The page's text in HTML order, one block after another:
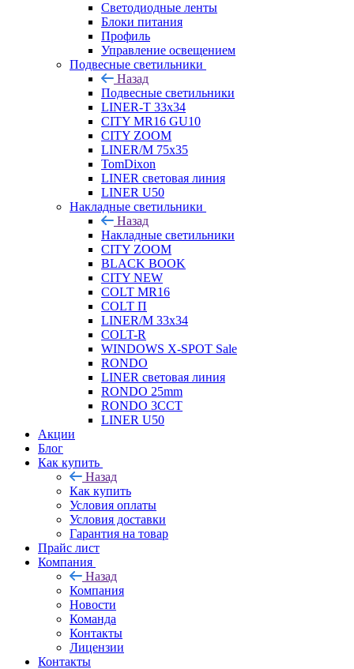
Светодиодные ленты
Блоки питания
Профиль
Управление освещением
Подвесные светильники
Назад
Подвесные светильники
LINER-T 33x34
CITY MR16 GU10
CITY ZOOM
LINER/M 75х35
TomDixon
LINER световая линия
LINER U50
Накладные светильники
Назад
Накладные светильники
CITY ZOOM
BLACK BOOK
CITY NEW
COLT MR16
COLT П
LINER/М 33х34
COLT-R
WINDOWS X-SPOT Sale
RONDO
LINER световая линия
RONDO 25mm
RONDO 3CCT
LINER U50
Акции
Блог
Как купить
Назад
Как купить
Условия оплаты
Условия доставки
Гарантия на товар
Прайс лист
Компания
Назад
Компания
Новости
Команда
Контакты
Лицензии
Контакты